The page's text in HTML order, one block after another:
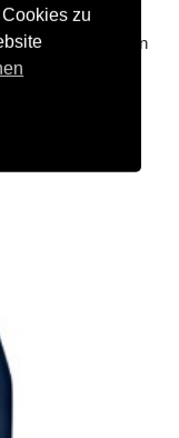
Farben ist das
XS und für Herren
erhältlich.
überzeuge dich
Cookies zu